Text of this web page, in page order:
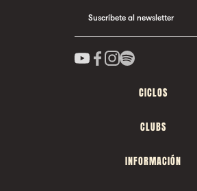
Suscríbete al newsletter
CICLOS
CLUBS
INFORMACIÓN